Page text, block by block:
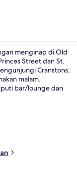
menginap di Old
Street dan St.
Cranstons,
malam.
bar/lounge dan
Trem
Trem